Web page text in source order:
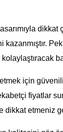
dikkat
kazanmıştır.
için
fiyatlar
dikkat etmeniz